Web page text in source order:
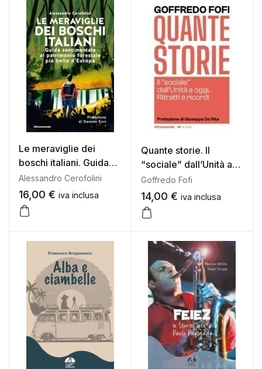
Le meraviglie dei
boschi italiani. Guida
sentimentale al
patrimonio forestale
più bello d’Europa
Alessandro Cerofolini
16,00 € iva inclusa
Quante storie. Il
“sociale” dall’Unità a
oggi. Ritratti e ricordi
Goffredo Fofi
14,00 € iva inclusa